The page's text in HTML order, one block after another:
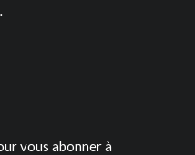
vous abonner à